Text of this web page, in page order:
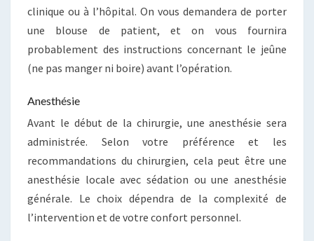
clinique ou à l’hôpital. On vous demandera de porter
une blouse de patient, et on vous fournira
probablement des instructions concernant le jeûne
(ne pas manger ni boire) avant l’opération.
Anesthésie
Avant le début de la chirurgie, une anesthésie sera
administrée. Selon votre préférence et les
recommandations du chirurgien, cela peut être une
anesthésie locale avec sédation ou une anesthésie
générale. Le choix dépendra de la complexité de
l’intervention et de votre confort personnel.